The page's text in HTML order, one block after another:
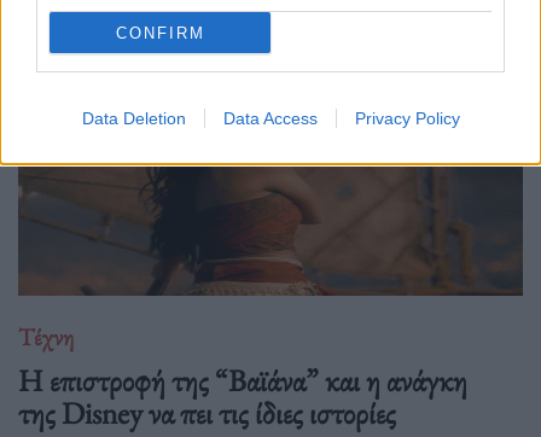
CONFIRM
Data Deletion Data Access Privacy Policy
Τέχνη
Η επιστροφή της “Βαϊάνα” και η ανάγκη
της Disney να πει τις ίδιες ιστορίες